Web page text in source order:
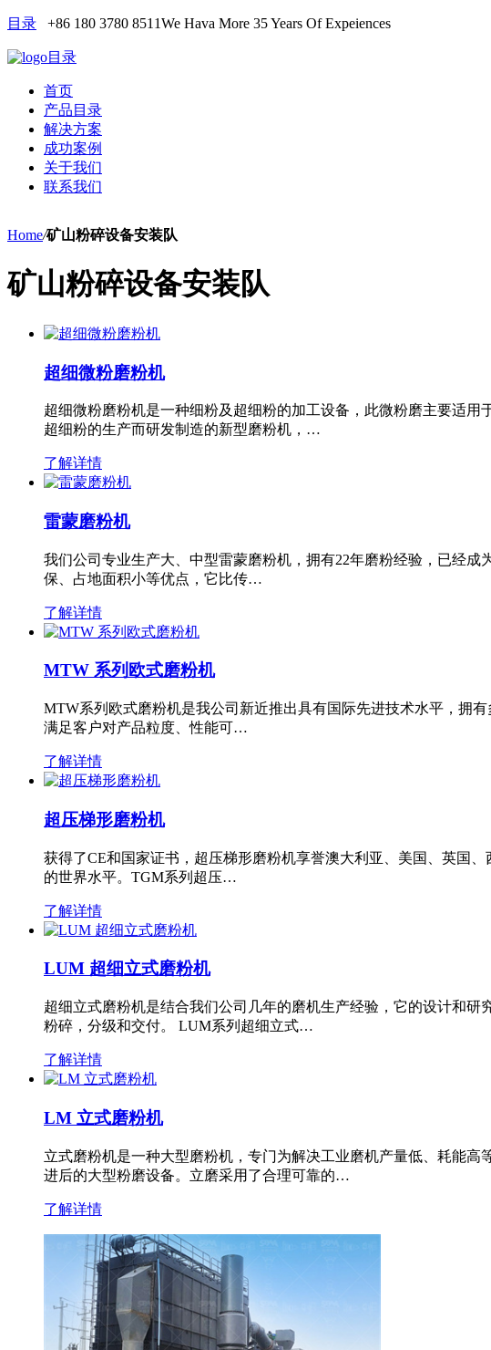
目录 +86 180 3780 8511We Hava More 35 Years Of Expeiences
目录
首页
产品目录
解决方案
成功案例
关于我们
联系我们
Home/矿山粉碎设备安装队
矿山粉碎设备安装队
超细微粉磨粉机
超细微粉磨粉机是一种细粉及超细粉的加工设备，此微粉磨主要适
超细粉的生产而研发制造的新型磨粉机，…
了解详情
雷蒙磨粉机
我们公司专业生产大、中型雷蒙磨粉机，拥有22年磨粉经验，已经
保、占地面积小等优点，它比传…
了解详情
MTW 系列欧式磨粉机
MTW系列欧式磨粉机是我公司新近推出具有国际先进技术水平，拥
满足客户对产品粒度、性能可…
了解详情
超压梯形磨粉机
获得了CE和国家证书，超压梯形磨粉机享誉澳大利亚、美国、英国
的世界水平。TGM系列超压…
了解详情
LUM 超细立式磨粉机
超细立式磨粉机是结合我们公司几年的磨机生产经验，它的设计和
粉碎，分级和交付。 LUM系列超细立式…
了解详情
LM 立式磨粉机
立式磨粉机是一种大型磨粉机，专门为解决工业磨机产量低、耗能
进后的大型粉磨设备。立磨采用了合理可靠的…
了解详情